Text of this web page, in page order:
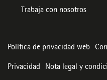
Trabaja con nosotros
Política de privacidad web
Privacidad Nota legal y